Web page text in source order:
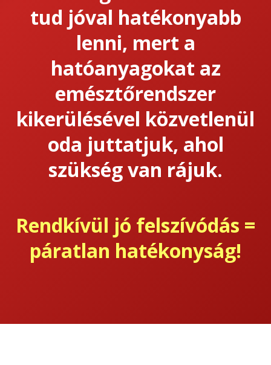
tud jóval hatékonyabb
lenni, mert a
hatóanyagokat az
emésztőrendszer
kikerülésével közvetlenül
oda juttatjuk, ahol
szükség van rájuk.
Rendkívül jó felszívódás =
páratlan hatékonyság!